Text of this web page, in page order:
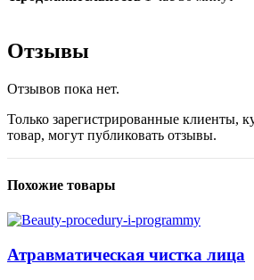
Отзывы
Отзывов пока нет.
Только зарегистрированные клиенты,
товар, могут публиковать отзывы.
Похожие товары
Атравматическая чистка лица